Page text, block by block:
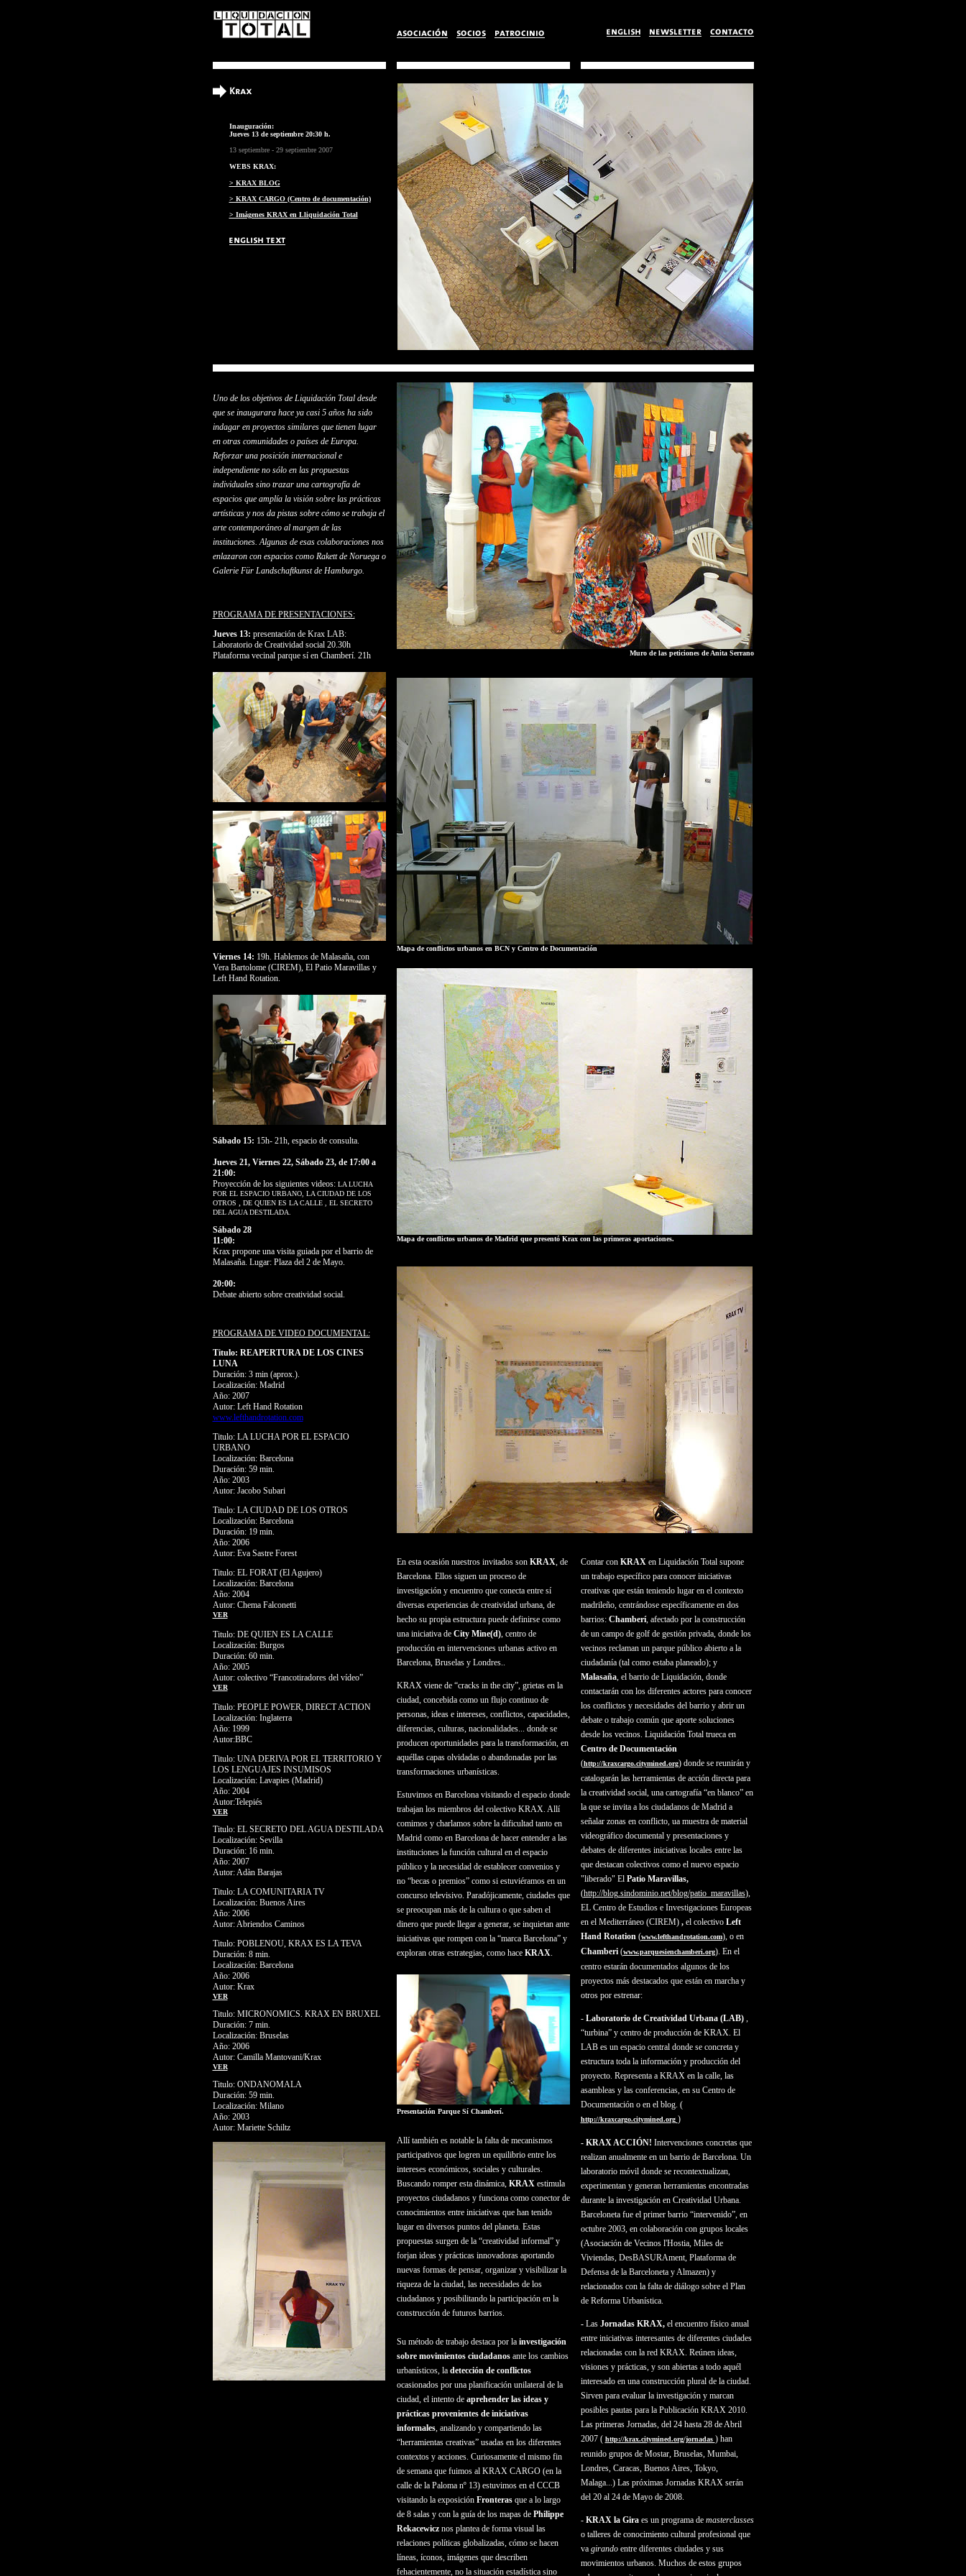
Inauguración:
Jueves 13 de septiembre 20:30 h.
13 septiembre - 29 septiembre 2007
WEBS KRAX:
> KRAX BLOG
> KRAX CARGO (Centro de documentación)
> Imágenes KRAX en Lliquidación Total
Uno de los objetivos de Liquidación Total desde
que se inaugurara hace ya casi 5 años ha sido
indagar en proyectos similares que tienen lugar
en otras comunidades o países de Europa.
Reforzar una posición internacional e
independiente no sólo en las propuestas
individuales sino trazar una cartografía de
espacios que amplía la visión sobre las prácticas
artísticas y nos da pistas sobre cómo se trabaja el
arte contemporáneo al margen de las
instituciones. Algunas de esas colaboraciones nos
enlazaron con espacios como Rakett de Noruega o
Galerie Für Landschaftkunst de Hamburgo.
PROGRAMA DE PRESENTACIONES:
Jueves 13: presentación de Krax LAB:
Laboratorio de Creatividad social 20.30h
Plataforma vecinal parque sí en Chamberí. 21h
Viernes 14: 19h. Hablemos de Malasaña, con
Vera Bartolome (CIREM), El Patio Maravillas y
Left Hand Rotation.
Sábado 15: 15h- 21h, espacio de consulta.
Jueves 21, Viernes 22, Sábado 23, de 17:00 a
21:00:
Proyección de los siguientes videos: LA LUCHA
POR EL ESPACIO URBANO, LA CIUDAD DE LOS
OTROS , DE QUIEN ES LA CALLE , EL SECRETO
DEL AGUA DESTILADA.
Sábado 28
11:00:
Krax propone una visita guiada por el barrio de
Malasaña. Lugar: Plaza del 2 de Mayo.
20:00:
Debate abierto sobre creatividad social.
PROGRAMA DE VIDEO DOCUMENTAL:
Titulo: REAPERTURA DE LOS CINES
LUNA
Duración: 3 min (aprox.).
Localización: Madrid
Año: 2007
Autor: Left Hand Rotation
www.lefthandrotation.com
Titulo: LA LUCHA POR EL ESPACIO
URBANO
Localización: Barcelona
Duración: 59 min.
Año: 2003
Autor: Jacobo Subari
Titulo: LA CIUDAD DE LOS OTROS
Localización: Barcelona
Duración: 19 min.
Año: 2006
Autor: Eva Sastre Forest
Titulo: EL FORAT (El Agujero)
Localización: Barcelona
Año: 2004
Autor: Chema Falconetti
VER
Titulo: DE QUIEN ES LA CALLE
Localización: Burgos
Duración: 60 min.
Año: 2005
Autor: colectivo “Francotiradores del vídeo”
VER
Titulo: PEOPLE POWER, DIRECT ACTION
Localización: Inglaterra
Año: 1999
Autor:BBC
Titulo: UNA DERIVA POR EL TERRITORIO Y
LOS LENGUAJES INSUMISOS
Localización: Lavapies (Madrid)
Año: 2004
Autor:Telepiés
VER
Titulo: EL SECRETO DEL AGUA DESTILADA
Localización: Sevilla
Duración: 16 min.
Año: 2007
Autor: Adàn Barajas
Titulo: LA COMUNITARIA TV
Localización: Buenos Aires
Año: 2006
Autor: Abriendos Caminos
Titulo: POBLENOU, KRAX ES LA TEVA
Duración: 8 min.
Localización: Barcelona
Año: 2006
Autor: Krax
VER
Titulo: MICRONOMICS. KRAX EN BRUXEL
Duración: 7 min.
Localización: Bruselas
Año: 2006
Autor: Camilla Mantovani/Krax
VER
Titulo: ONDANOMALA
Duración: 59 min.
Localización: Milano
Año: 2003
Autor: Mariette Schiltz
Muro de las peticiones de Anita Serrano
Mapa de conflictos urbanos en BCN y Centro de Documentación
Mapa de conflictos urbanos de Madrid que presentó Krax con las primeras aportaciones.
En esta ocasión nuestros invitados son KRAX, de
Barcelona. Ellos siguen un proceso de
investigación y encuentro que conecta entre sí
diversas experiencias de creatividad urbana, de
hecho su propia estructura puede definirse como
una iniciativa de City Mine(d), centro de
producción en intervenciones urbanas activo en
Barcelona, Bruselas y Londres..
KRAX viene de “cracks in the city”, grietas en la
ciudad, concebida como un flujo continuo de
personas, ideas e intereses, conflictos, capacidades,
diferencias, culturas, nacionalidades... donde se
producen oportunidades para la transformación, en
aquéllas capas olvidadas o abandonadas por las
transformaciones urbanísticas.
Estuvimos en Barcelona visitando el espacio donde
trabajan los miembros del colectivo KRAX. Allí
comimos y charlamos sobre la dificultad tanto en
Madrid como en Barcelona de hacer entender a las
instituciones la función cultural en el espacio
público y la necesidad de establecer convenios y
no “becas o premios” como si estuviéramos en un
concurso televisivo. Paradójicamente, ciudades que
se preocupan más de la cultura o que saben el
dinero que puede llegar a generar, se inquietan ante
iniciativas que rompen con la “marca Barcelona” y
exploran otras estrategias, como hace KRAX.
Presentación Parque Sí Chamberí.
Allí también es notable la falta de mecanismos
participativos que logren un equilibrio entre los
intereses económicos, sociales y culturales.
Buscando romper esta dinámica, KRAXestimula
proyectos ciudadanos y funciona como conector de
conocimientos entre iniciativas que han tenido
lugar en diversos puntos del planeta. Estas
propuestas surgen de la “creatividad informal” y
forjan ideas y prácticas innovadoras aportando
nuevas formas de pensar, organizar y visibilizar la
riqueza de la ciudad, las necesidades de los
ciudadanos y posibilitando la participación en la
construcción de futuros barrios.
Su método de trabajo destaca por la investigación
sobre movimientos ciudadanosante los cambios
urbanísticos, la detección de conflictos
ocasionados por una planificación unilateral de la
ciudad, el intento deaprehender las ideas y
prácticas provenientes de iniciativas
informales, analizando y compartiendo las
“herramientas creativas” usadas en los diferentes
contextos y acciones. Curiosamente el mismo fin
de semana que fuimos al KRAX CARGO (en la
calle de la Paloma nº 13) estuvimos en el CCCB
visitando la exposición Fronterasque a lo largo
de 8 salas y con la guía de los mapas de Philippe
Rekacewicznos plantea de forma visual las
relaciones políticas globalizadas, cómo se hacen
líneas, íconos, imágenes que describen
fehacientemente, no la situación estadística sino
Contar con KRAXen Liquidación Total supone
un trabajo específico para conocer iniciativas
creativas que están teniendo lugar en el contexto
madrileño, centrándose específicamente en dos
barrios: Chamberí, afectado por la construcción
de un campo de golf de gestión privada, donde los
vecinos reclaman un parque público abierto a la
ciudadanía (tal como estaba planeado); y
Malasaña, el barrio de Liquidación, donde
contactarán con los diferentes actores para conocer
los conflictos y necesidades del barrio y abrir un
debate o trabajo común que aporte soluciones
desde los vecinos. Liquidación Total trueca en
Centro de Documentación
(http://kraxcargo.citymined.org) donde se reunirán y
catalogarán las herramientas de acción directa para
la creatividad social, una cartografía “en blanco” en
la que se invita a los ciudadanos de Madrid a
señalar zonas en conflicto, ua muestra de material
videográfico documental y presentaciones y
debates de diferentes iniciativas locales entre las
que destacan colectivos como el nuevo espacio
"liberado" El Patio Maravillas,
(http://blog.sindominio.net/blog/patio_maravillas),
EL Centro de Estudios e Investigaciones Europeas
en el Mediterráneo (CIREM) , el colectivo Left
Hand Rotation(www.lefthandrotation.com), o en
Chamberi(www.parquesienchamberi.org). En el
centro estarán documentados algunos de los
proyectos más destacados que están en marcha y
otros por estrenar:
- Laboratorio de Creatividad Urbana (LAB) ,
“turbina” y centro de producción de KRAX. El
LAB es un espacio central donde se concreta y
estructura toda la información y producción del
proyecto. Representa a KRAX en la calle, las
asambleas y las conferencias, en su Centro de
Documentación o en el blog. (
http://kraxcargo.citymined.org )
- KRAX ACCIÓN! Intervenciones concretas que
realizan anualmente en un barrio de Barcelona. Un
laboratorio móvil donde se recontextualizan,
experimentan y generan herramientas encontradas
durante la investigación en Creatividad Urbana.
Barceloneta fue el primer barrio “intervenido”, en
octubre 2003, en colaboración con grupos locales
(Asociación de Vecinos l'Hostia, Miles de
Viviendas, DesBASURAment, Plataforma de
Defensa de la Barceloneta y Almazen) y
relacionados con la falta de diálogo sobre el Plan
de Reforma Urbanística.
- Las Jornadas KRAX, el encuentro físico anual
entre iniciativas interesantes de diferentes ciudades
relacionadas con la red KRAX. Reúnen ideas,
visiones y prácticas, y son abiertas a todo aquél
interesado en una construcción plural de la ciudad.
Sirven para evaluar la investigación y marcan
posibles pautas para la Publicación KRAX 2010.
Las primeras Jornadas, del 24 hasta 28 de Abril
2007 ( http://krax.citymined.org/jornadas ) han
reunido grupos de Mostar, Bruselas, Mumbai,
Londres, Caracas, Buenos Aires, Tokyo,
Malaga...) Las próximas Jornadas KRAX serán
del 20 al 24 de Mayo de 2008.
- KRAX la Gira es un programa de masterclasses
o talleres de conocimiento cultural profesional que
va girando entre diferentes ciudades y sus
movimientos urbanos. Muchos de estos grupos